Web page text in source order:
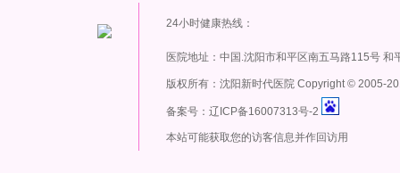
24小时健康热线：
医院地址：中国.沈阳市和平区南五马路115号 和
版权所有：沈阳新时代医院 Copyright© 2005-
备案号：辽ICP备16007313号-2
本站可能获取您的访客信息并作回访用